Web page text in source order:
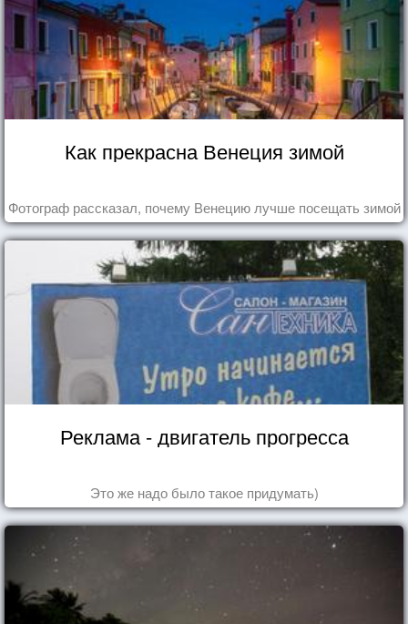
Как прекрасна Венеция зимой
Фотограф рассказал, почему Венецию лучше посещать зимой
Реклама - двигатель прогресса
Это же надо было такое придумать)